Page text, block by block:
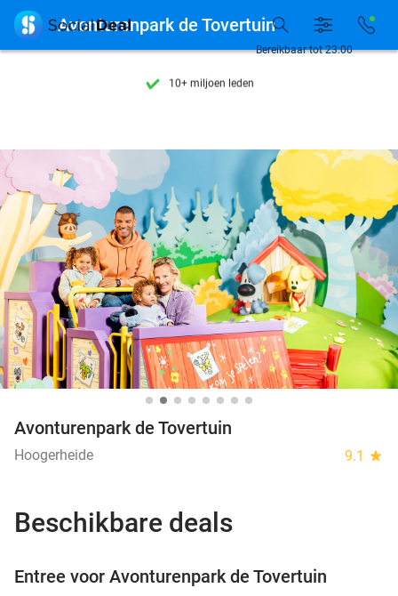
7 dagen per week beschikbaar
10+ miljoen leden
7 dagen per week beschikbaar
10+ miljoen leden
Bereikbaar tot 23:00
 Avonturenpark de Tovertuin
Avonturenpark de Tovertuin
Hoogerheide 9.1 star
Beschikbare deals
Entree voor Avonturenpark de Tovertuin